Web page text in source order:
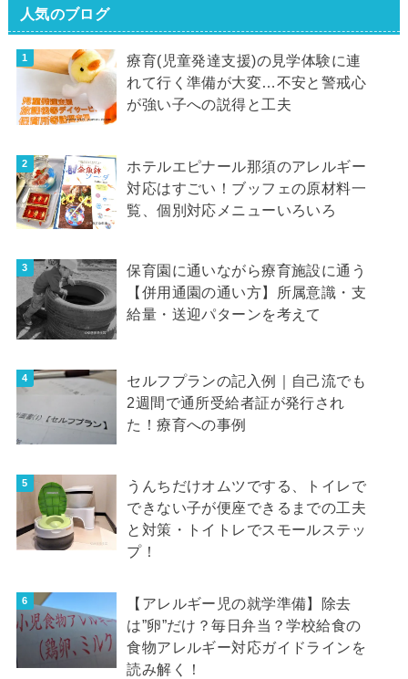
人気のブログ
療育(児童発達支援)の見学体験に連
れて行く準備が大変…不安と警戒心
が強い子への説得と工夫
ホテルエピナール那須のアレルギー
対応はすごい！ブッフェの原材料一
覧、個別対応メニューいろいろ
保育園に通いながら療育施設に通う
【併用通園の通い方】所属意識・支
給量・送迎パターンを考えて
セルフプランの記入例｜自己流でも
2週間で通所受給者証が発行され
た！療育への事例
うんちだけオムツでする、トイレで
できない子が便座できるまでの工夫
と対策・トイトレでスモールステッ
プ！
【アレルギー児の就学準備】除去
は”卵”だけ？毎日弁当？学校給食の
食物アレルギー対応ガイドラインを
読み解く！